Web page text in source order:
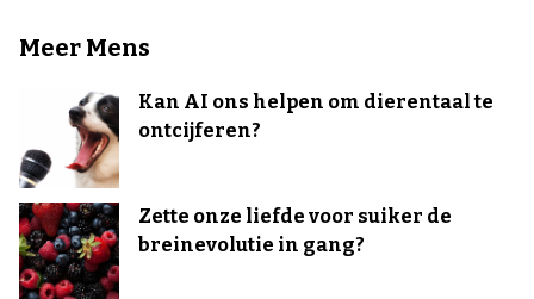
Meer Mens
Kan AI ons helpen om dierentaal te
ontcijferen?
Zette onze liefde voor suiker de
breinevolutie in gang?